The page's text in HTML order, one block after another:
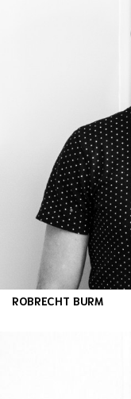
ROBRECHT BURM